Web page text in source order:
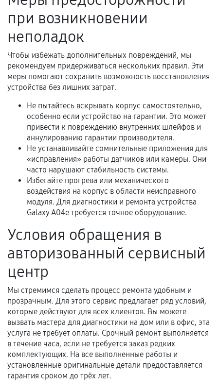
при возникновении
неполадок
Чтобы избежать дополнительных повреждений, мы
рекомендуем придерживаться нескольких правил. Эти
меры помогают сохранить возможность восстановления
устройства без лишних затрат.
Не пытайтесь вскрывать корпус самостоятельно,
особенно если устройство на гарантии. Это может
привести к повреждению внутренних шлейфов и
аннулированию гарантии производителя.
Не устанавливайте сомнительные приложения для
«исправления» работы датчиков или камеры. Они
часто нарушают стабильность системы.
Избегайте прогрева или механического
воздействия на корпус в области неисправного
модуля. Для диагностики и ремонта устройства
Galaxy A04e требуется точное оборудование.
Условия обращения в
авторизованный сервисный
центр
Мы стремимся сделать процесс ремонта удобным и
прозрачным. Для этого сервис предлагает ряд условий,
которые действуют для всех клиентов. Вы можете
вызвать мастера для диагностики на дом или в офис, эта
услуга не требует оплаты. Срочный ремонт выполняется
в течение часа, если не требуется заказ редких
комплектующих. На все выполненные работы и
установленные оригинальные детали предоставляется
гарантия сроком до трёх лет.